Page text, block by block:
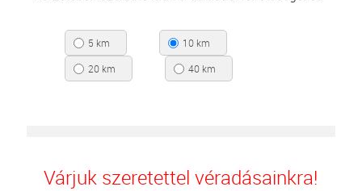
5 km
10 km
20 km
40 km
Várjuk szeretettel véradásainkra!